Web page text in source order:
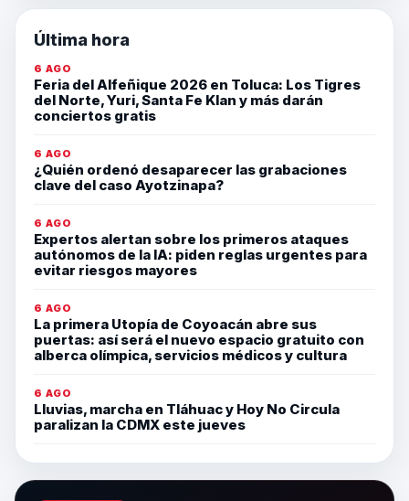
Última hora
6 AGO
Feria del Alfeñique 2026 en Toluca: Los Tigres
del Norte, Yuri, Santa Fe Klan y más darán
conciertos gratis
6 AGO
¿Quién ordenó desaparecer las grabaciones
clave del caso Ayotzinapa?
6 AGO
Expertos alertan sobre los primeros ataques
autónomos de la IA: piden reglas urgentes para
evitar riesgos mayores
6 AGO
La primera Utopía de Coyoacán abre sus
puertas: así será el nuevo espacio gratuito con
alberca olímpica, servicios médicos y cultura
6 AGO
Lluvias, marcha en Tláhuac y Hoy No Circula
paralizan la CDMX este jueves